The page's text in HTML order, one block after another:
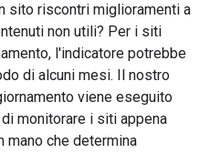
sito riscontri miglioramenti a
non utili? Per i siti
l'indicatore potrebbe
di alcuni mesi. Il nostro
viene eseguito
monitorare i siti appena
mano che determina